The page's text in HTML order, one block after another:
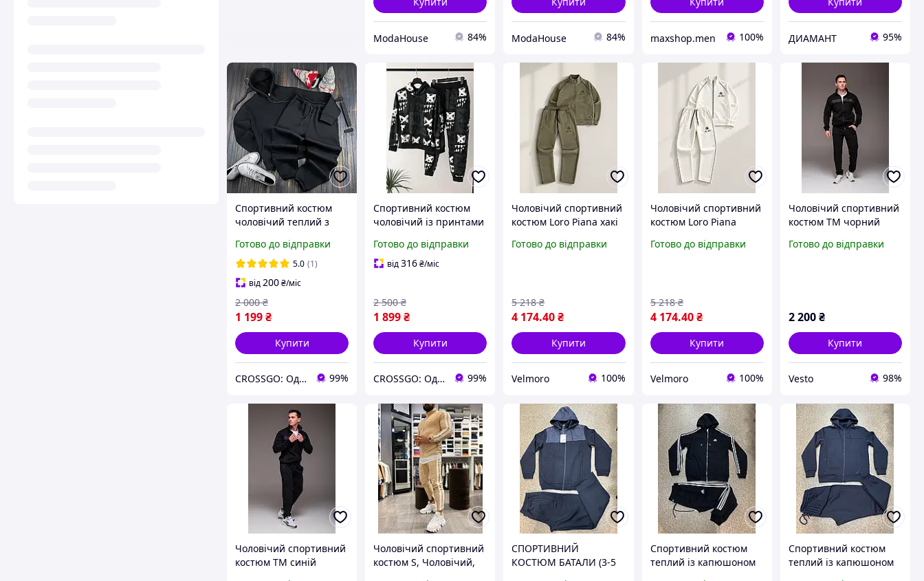
ModaHouse 84% ModaHouse 84% maxshop.men 100% ДИАМАНТ 95%
Спортивний костюм
чоловічий теплий з
спортивний костюм на
зиму ЛЮКС якості
Готово до відправки
5.0 (1)
від 200₴/міс
1 199₴
2 000 ₴
Купити
CROSSGO: Одяг та взуття для динамічного життя 99%
Спортивний костюм
чоловічий із принтами
Спортивний костюм
чоловічий Туреччина
Готово до відправки
від316₴/міс
1 899₴
2 500 ₴
Купити
CROSSGO: Одяг та взуття для динамічного життя 99%
Чоловічий спортивний
костюм Loro Piana хакі
кофта та штани весна
Готово до відправки
4 174.40₴
5 218 ₴
Купити
Velmoro 100%
Чоловічий спортивний
костюм Loro Piana
преміум кофта та
Готово до відправки
4 174.40 ₴
5 218 ₴
Купити
Velmoro 100%
Чоловічий спортивний
костюм TM чорний
Спортивний костюм
Готово до відправки
2 200₴
Купити
Vesto 98%
Чоловічий спортивний
костюм TM синій
Чоловічий спортивний
костюм S, Чоловічий,
СПОРТИВНИЙ
КОСТЮМ БАТАЛИ (3-5
Спортивний костюм
теплий із капюшоном
Спортивний костюм
теплий із капюшоном